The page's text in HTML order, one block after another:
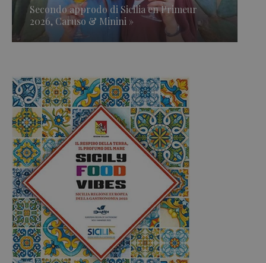
Secondo approdo di Sicilia en Primeur
2026, Caruso & Minini »